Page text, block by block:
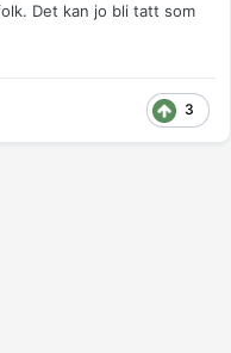
Det kan jo bli tatt som
3